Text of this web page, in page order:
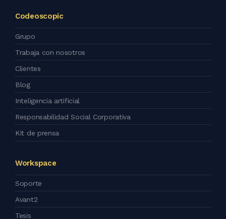
Codeoscopic
Grupo
Trabaja con nosotros
Clientes
Blog
Inteligencia artificial
Responsabilidad Social Corporativa
Kit de prensa
Workspace
Soporte
Avant2
Tesis